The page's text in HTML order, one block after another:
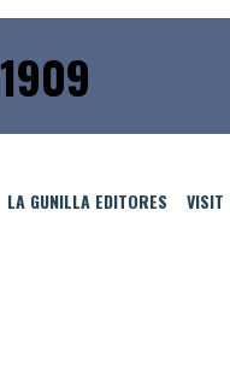
1909
LA GUNILLA EDITORES VISIT